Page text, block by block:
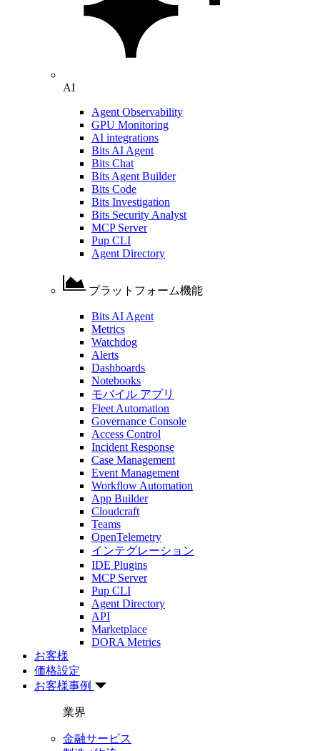
AI
Agent Observability
GPU Monitoring
AI integrations
Bits AI Agent
Bits Chat
Bits Agent Builder
Bits Code
Bits Investigation
Bits Security Analyst
MCP Server
Pup CLI
Agent Directory
プラットフォーム機能
Bits AI Agent
Metrics
Watchdog
Alerts
Dashboards
Notebooks
モバイル アプリ
Fleet Automation
Governance Console
Access Control
Incident Response
Case Management
Event Management
Workflow Automation
App Builder
Cloudcraft
Teams
OpenTelemetry
インテグレーション
IDE Plugins
MCP Server
Pup CLI
Agent Directory
API
Marketplace
DORA Metrics
お客様
価格設定
お客様事例
業界
金融サービス